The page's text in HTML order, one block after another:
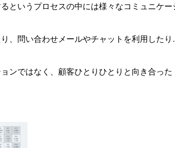
というプロセスの中には様々なコミュニケ
、問い合わせメールやチャットを利用した
ではなく、顧客ひとりひとりと向き合った